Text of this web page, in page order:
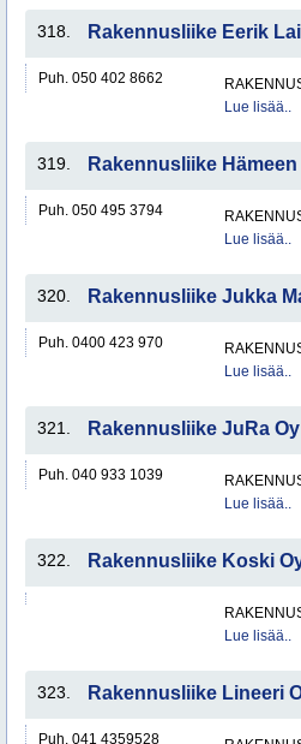
318. Rakennusliike Eerik
Puh. 050 402 8662
Lue lisää..
319. Rakennusliike
Puh. 050 495 3794
Lue lisää..
320. Rakennusliike Jukka
Puh. 0400 423 970
Lue lisää..
321. Rakennusliike JuRa Oy
Puh. 040 933 1039
Lue lisää..
322. Rakennusliike Koski
Lue lisää..
323. Rakennusliike Lineeri
Puh. 041 4359528